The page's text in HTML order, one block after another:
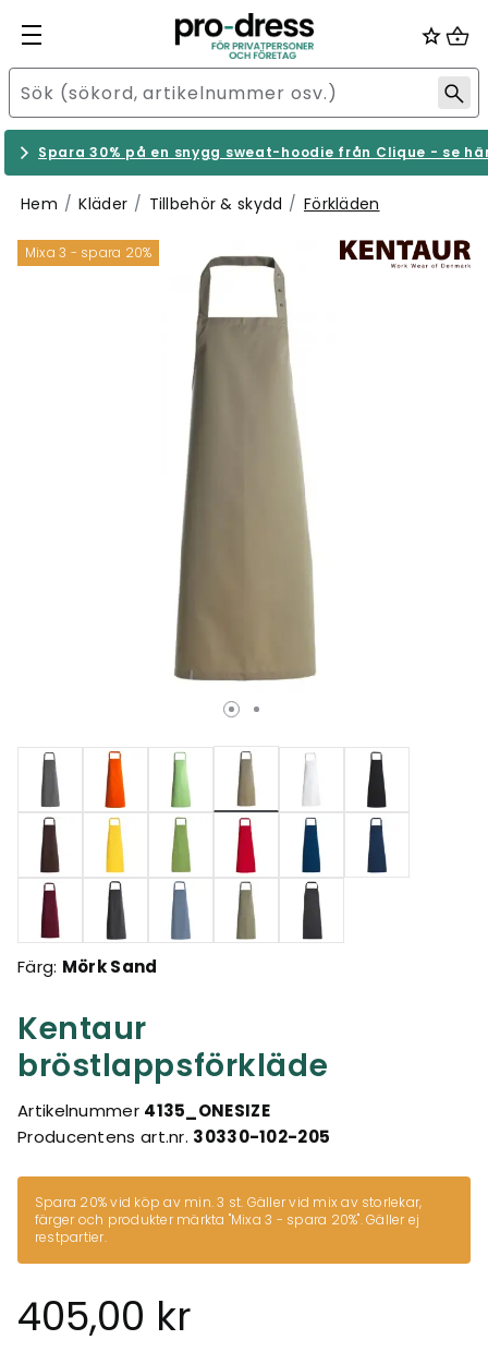
Spara 30% på en snygg sweat-hoodie från Clique - se
Hem Kläder Tillbehör & skydd Förkläden
Mixa 3 - spara 20%
Kentaur
bröstlappsförkläde
Artikelnummer 4135_ONESIZE
Producentens art.nr. 30330-102-205
Spara 20% vid köp av min. 3 st. Gäller vid mix av storlekar,
färger och produkter märkta "Mixa 3 - spara 20%". Gäller ej
restpartier.
405,00 kr
Valda
Färg: Mörk Sand